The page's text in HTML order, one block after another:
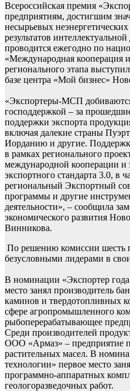
Всероссийская премия
предприятиям, достигшим
несырьевых
результатов
проводится ежегодно по
«Международная кооперация
регионального этапа
базе центра «Мой бизнес»
«Экспортеры-МСП
господдержкой – за
поддержки экспорта
включая далекие страны
Иорданию и другие.
в рамках регионального
международной кооперации и
экспортного стандарта 3.0, в
региональный Экспортный
программы и другие
деятельности», – сообщила
экономического развития
Винникова.
По решению комиссии шесть
безусловными лидерами в
В номинации «Экспортер
место занял производитель
каминов и твердотопливных
сфере агропромышленного
рыбоперерабатывающее
Среди производителей
ООО «Армаз» – предприятие
растительных масел. В
технологии» первое место
программно-аппаратных
геологоразведочных работ.